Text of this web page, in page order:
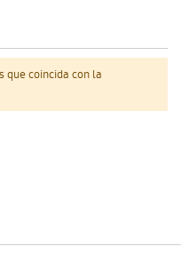
que coincida con la